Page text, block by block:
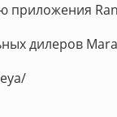
приложения
дилеров